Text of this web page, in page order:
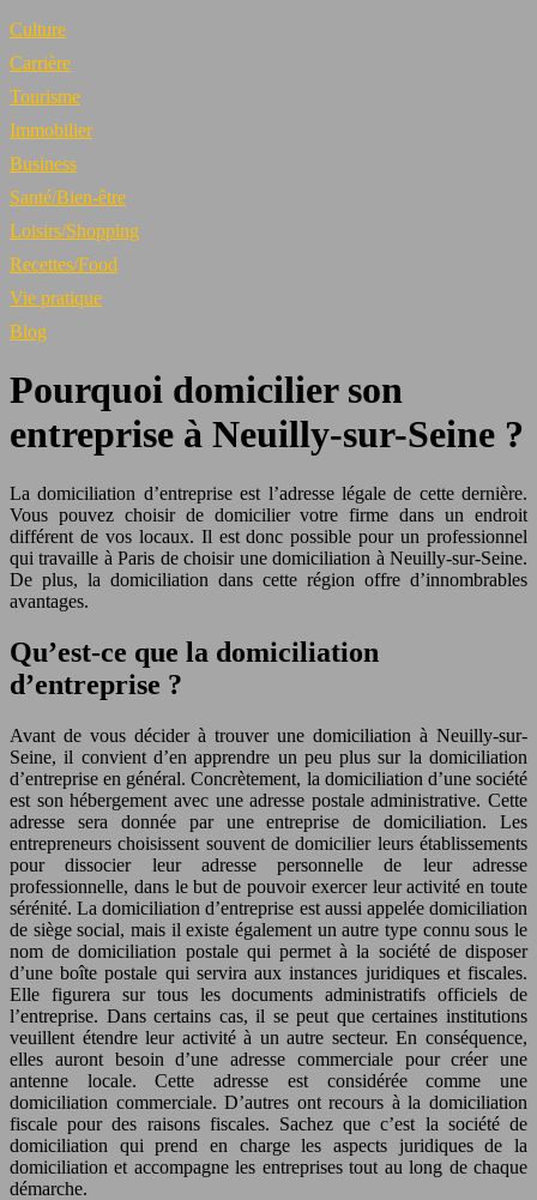
Culture
Carrière
Tourisme
Immobilier
Business
Santé/Bien-être
Loisirs/Shopping
Recettes/Food
Vie pratique
Blog
Pourquoi domicilier son
entreprise à Neuilly-sur-Seine ?
La domiciliation d’entreprise est l’adresse légale de cette dernière.
Vous pouvez choisir de domicilier votre firme dans un endroit
différent de vos locaux. Il est donc possible pour un professionnel
qui travaille à Paris de choisir une domiciliation à Neuilly-sur-Seine.
De plus, la domiciliation dans cette région offre d’innombrables
avantages.
Qu’est-ce que la domiciliation
d’entreprise ?
Avant de vous décider à trouver une domiciliation à Neuilly-sur-
Seine, il convient d’en apprendre un peu plus sur la domiciliation
d’entreprise en général. Concrètement, la domiciliation d’une société
est son hébergement avec une adresse postale administrative. Cette
adresse sera donnée par une entreprise de domiciliation. Les
entrepreneurs choisissent souvent de domicilier leurs établissements
pour dissocier leur adresse personnelle de leur adresse
professionnelle, dans le but de pouvoir exercer leur activité en toute
sérénité. La domiciliation d’entreprise est aussi appelée domiciliation
de siège social, mais il existe également un autre type connu sous le
nom de domiciliation postale qui permet à la société de disposer
d’une boîte postale qui servira aux instances juridiques et fiscales.
Elle figurera sur tous les documents administratifs officiels de
l’entreprise. Dans certains cas, il se peut que certaines institutions
veuillent étendre leur activité à un autre secteur. En conséquence,
elles auront besoin d’une adresse commerciale pour créer une
antenne locale. Cette adresse est considérée comme une
domiciliation commerciale. D’autres ont recours à la domiciliation
fiscale pour des raisons fiscales. Sachez que c’est la société de
domiciliation qui prend en charge les aspects juridiques de la
domiciliation et accompagne les entreprises tout au long de chaque
démarche.